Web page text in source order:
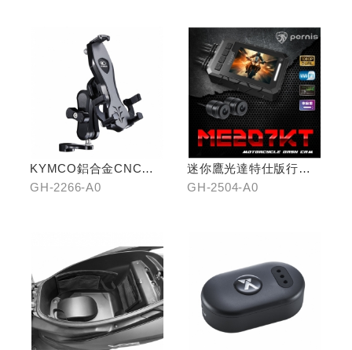
KYMCO鋁合金CNC減
震手機架
GH-2266-A0
迷你鷹光達特仕版行車
記錄器
GH-2504-A0